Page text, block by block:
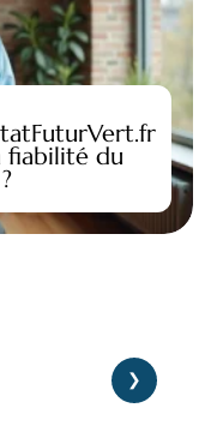
fiabilité du